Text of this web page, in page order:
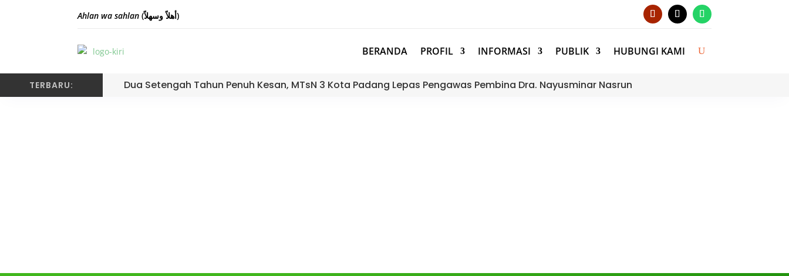
Ahlan wa sahlan (أهلاً وسهلاً)
BERANDA PROFIL INFORMASI PUBLIK HUBUNGI KAMI
TERBARU: Dua Setengah Tahun Penuh Kesan, MTsN 3 Kota Padang Lepas Pengawas Pembina Dra. Nayusminar Nasrun